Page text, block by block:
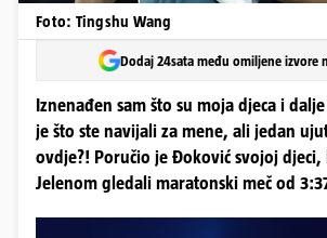
Foto: Tingshu Wang
Dodaj 24sata među omiljene izvore
Iznenađen sam što su moja djeca i
je što ste navijali za mene, ali jedan
ovdje?! Poručio je Đoković svojoj djeci,
Jelenom gledali maratonski meč od